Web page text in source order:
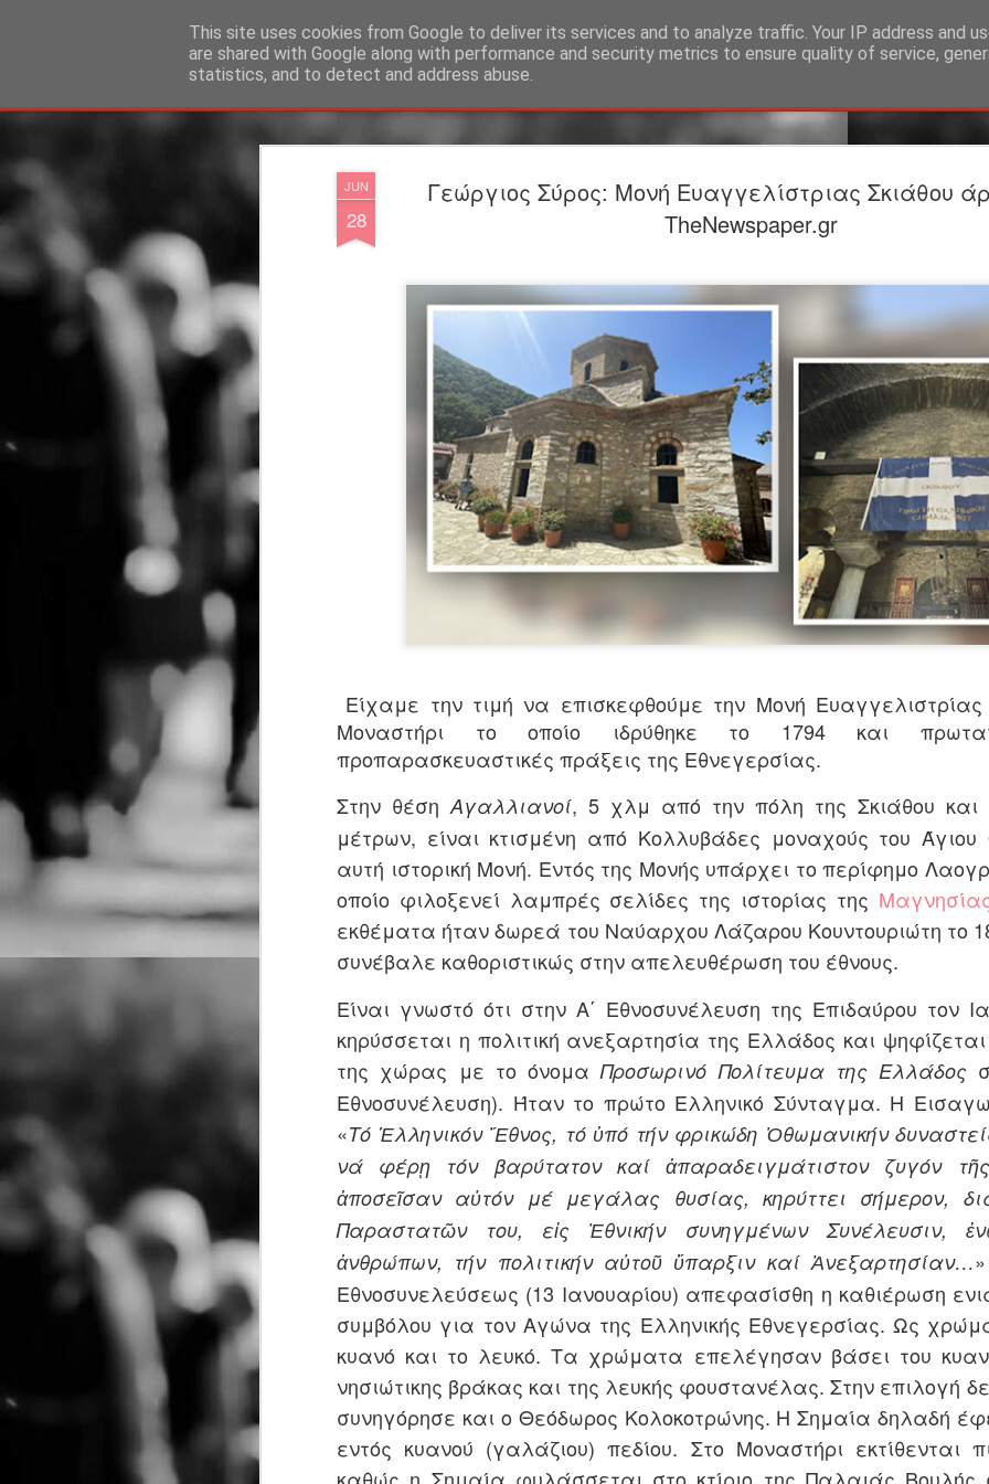
JUN
28
Γεώργιος Σύρος: Moνή Ευαγγελίστριας Σκιάθου
TheNewspaper.gr
Είχαμε την τιμή να επισκεφθούμε την Μονή Ευαγγελιστρίας
Μοναστήρι το οποίο ιδρύθηκε το 1794 και
προπαρασκευαστικές πράξεις της Εθνεγερσίας.
Στην θέση Αγαλλιανοί, 5 χλμ από την πόλη της Σκιάθου και
μέτρων, είναι κτισμένη από Κολλυβάδες μοναχούς του
αυτή ιστορική Μονή. Εντός της Μονής υπάρχει το περίφημο
οποίο φιλοξενεί λαμπρές σελίδες της ιστορίας της
εκθέματα ήταν δωρεά του Ναύαρχου Λάζαρου Κουντουριώτη το
συνέβαλε καθοριστικώς στην απελευθέρωση του έθνους.
Είναι γνωστό ότι στην Α΄ Εθνοσυνέλευση της Επιδαύρου τον
κηρύσσεται η πολιτική ανεξαρτησία της Ελλάδος και
της χώρας με το όνομαΠροσωρινό Πολίτευμα της Ελλάδος
Εθνοσυνέλευση). Ήταν το πρώτο Ελληνικό Σύνταγμα. Η
«Τό Ἑλληνικόν Ἔθνος, τό ὑπό τήν φρικώδη Ὀθωμανικήν
νά φέρῃ τόν βαρύτατον καί ἀπαραδειγμάτιστον ζυγόν
ἀποσεῖσαν αὐτόν μέ μεγάλας θυσίας, κηρύττει σήμερον,
Παραστατῶν του, εἰς Ἐθνικήν συνηγμένων Συνέλευσιν,
ἀνθρώπων, τήν πολιτικήν αὐτοῦ ὕπαρξιν καί Ἀνεξαρτησίαν…
Εθνοσυνελεύσεως (13 Ιανουαρίου) απεφασίσθη η καθιέρωση
συμβόλου για τον Αγώνα της Ελληνικής Εθνεγερσίας. Ως
κυανό και το λευκό. Τα χρώματα επελέγησαν βάσει του
νησιώτικης βράκας και της λευκής φουστανέλας. Στην επιλογή
συνηγόρησε και ο Θεόδωρος Κολοκοτρώνης. Η Σημαία δηλαδή
εντός κυανού (γαλάζιου) πεδίου. Στο Μοναστήρι εκτίθενται
καθώς η Σημαία φυλάσσεται στο κτίριο της Παλαιάς Βουλής
This site uses cookies from Google to deliver its services and to analyze traffic. Your IP address and
are shared with Google along with performance and security metrics to ensure quality of service,
statistics, and to detect and address abuse.
"Ερασιτέχνες Άνθρωποι"
24
ΤΟ
Σκηνοθεσία-Ερμηνεία:
ΕΡΜΗΝΕΥΟΥΝ Άνθρωπος
Λίζα: Βασιλίνα
ΣΥΝΤΕΛΕΣΤEΣ
Φωτισμοί: Στέργιος
Θέασις Βοηθός
Φωτογραφίες: Γιώργος
Τα τραγούδια της
Επικοινωνία: Άντζυ
ΠΡΟΣΒΑΣΗ Σταθμός
ΠΑΡΑΣΤΑΣΕΙΣ Πρεμιέρα
21:00 & Τετάρτη στις
ΤΙΜΕΣ ΕΙΣΙΤΗΡΙΩΝ 16€
65/εκπαιδευτικοί/
ταυτότητα ανεργίας)
παρέα από 7 ατόμων
Προπώληση εισιτηρίων
13
"Ο Επιθεωρητής
Ντρέικ και η Μαύρη
Χήρα" στην
Ηλιούπολη την
Τετάρτη 15 Ιουλίου
στις 21:30
Η απόλυτη θεατρική ανατροπή
του καλοκαιριού ταξιδεύει! Ο
μετρ των
μεγάλων τηλεοπτικών και
θεατρικών επιτυχιών,
Βασίλης Θωμόπουλος,
σκηνοθετεί το κορυφαίο έργο
του Βρετανού συγγραφέα
JUN
23
Ο Γ. Λουριδάς σας
προσκαλεί στο 6ο
κιν/κο φεστιβάλ "οι
μονόλογοι της
Λήδας" στο Αγρίνιο
Το 6ο Διεθνές
Κινηματογραφικό Φεστιβάλ
Αγρινίου «Οι Μονόλογοι της
Λήδας» επιστρέφει με
διήμερες προβολές ταινιών
και την πρώτη φωτογραφική
έκθεση του σκηνοθέτη Γιώργου
Λουριδά στο Αγρίνιο.
Πρόγραμμα Προβολών
JUN
23
Τελετή απονομής
βραβείων
διαγωνισμού
παραμυθιού Ένωσης
Σεναριογράφων
Ελλάδος/εκδόσεων
ΚΟΥΡΟΣ
Στον καλαίσθητο χώρο των
εκδόσεων «Κούρος» του
Δημήτρη Φύκιρη φιλοξενήθηκε
η τελετή απονομής των
βραβείων του 1ου Πανελληνίου
Διαγωνισμού Παραμυθιού 5-8
ετών Ενηλίκων της Ένωσης
Σεναριογράφων Ελλάδος που
διοργανώθηκε σε συνεργασία
20
Πόπη Αρωνιάδα: "Χρόνος, ο Αόρατος Αφηγητής"
συλλογή διηγημάτων από τις εκδόσεις ΟΤΑΝ
Η παρούσα δίγλωσση έκδοση συγκεντρώνει εννέα διηγήματα
της Πόπης Αρωνιάδα, στα ελληνικά και στα ιταλικά.
Με ευαισθησία και διεισδυτική ματιά, οι ιστορίες φωτίζουν
στιγμές της ανθρώπινης ύπαρξης όπου ο χρόνος, η μνήμη, ο
έρωτας και η απώλεια διαμορφώνουν τις ζωές των ηρώων. Η